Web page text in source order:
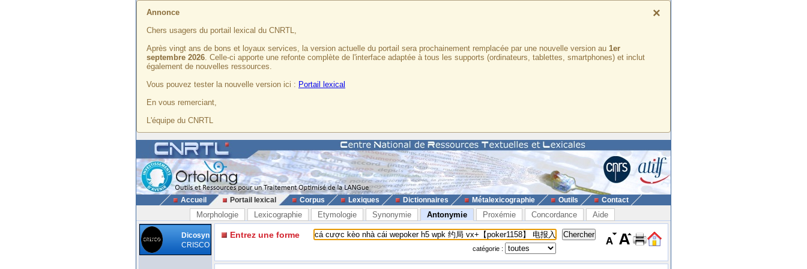
×
Annonce
Chers usagers du portail lexical du CNRTL,
Après vingt ans de bons et loyaux services, la version actuelle du portail sera prochainement remplacée par une nouvelle version au 1er
septembre 2026. Celle-ci apporte une refonte complète de l'interface adaptée à tous les supports (ordinateurs, tablettes, smartphones) et inclut
également de nouvelles ressources.
Vous pouvez tester la nouvelle version ici : Portail lexical
En vous remerciant,
L'équipe du CNRTL
Accueil Portail lexical Corpus Lexiques Dictionnaires Métalexicographie Outils Contact
Morphologie Lexicographie Etymologie Synonymie Antonymie Proxémie Concordance Aide
Dicosyn
CRISCO
Entrez une forme
catégorie :